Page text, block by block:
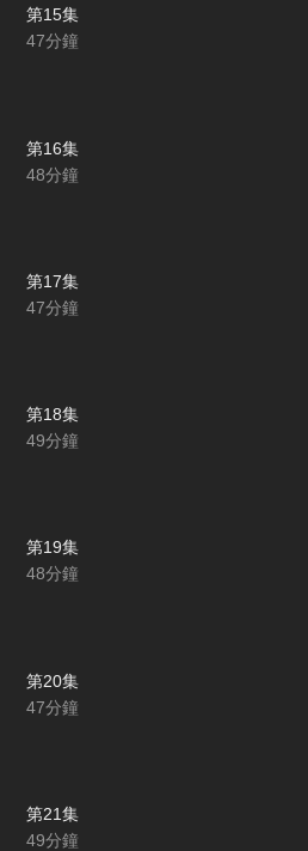
第15集
47分鐘
第16集
48分鐘
第17集
47分鐘
第18集
49分鐘
第19集
48分鐘
第20集
47分鐘
第21集
49分鐘